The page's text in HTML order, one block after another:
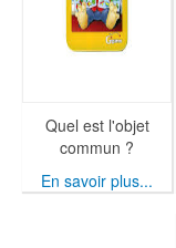
Quel est l'objet
commun ?
En savoir plus...